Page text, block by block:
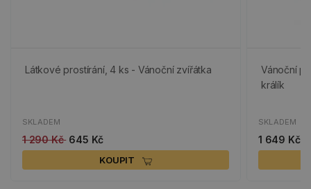
Látkové prostírání, 4 ks - Vánoční zvířátka
SKLADEM
1 290 Kč 645 Kč
KOUPIT
Vánoční
králík
SKLADEM
1 649 Kč